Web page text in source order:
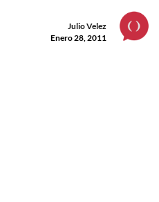
Julio Velez
Enero 28, 2011